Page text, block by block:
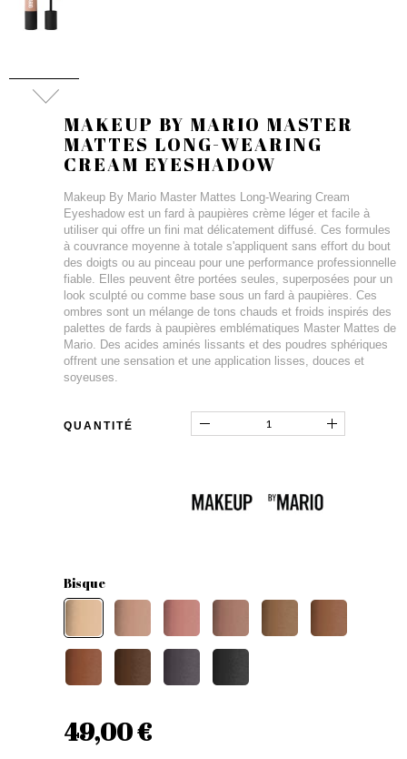
MAKEUP BY MARIO MASTER
MATTES LONG-WEARING
CREAM EYESHADOW
Makeup By Mario Master Mattes Long-Wearing Cream
Eyeshadow est un fard à paupières crème léger et facile à
utiliser qui offre un fini mat délicatement diffusé. Ces formules
à couvrance moyenne à totale s'appliquent sans effort du bout
des doigts ou au pinceau pour une performance professionnelle
fiable. Elles peuvent être portées seules, superposées pour un
look sculpté ou comme base sous un fard à paupières. Ces
ombres sont un mélange de tons chauds et froids inspirés des
palettes de fards à paupières emblématiques Master Mattes de
Mario. Des acides aminés lissants et des poudres sphériques
offrent une sensation et une application lisses, douces et
soyeuses.
QUANTITÉ
Bisque
49,00 €